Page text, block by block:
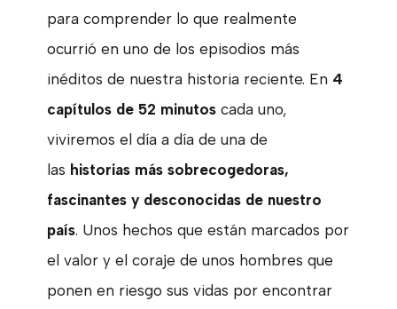
para comprender lo que realmente
ocurrió en uno de los episodios más
inéditos de nuestra historia reciente. En 4
capítulos de 52 minutoscada uno,
viviremos el día a día de una de
las historias más sobrecogedoras,
fascinantes y desconocidas de nuestro
país. Unos hechos que están marcados por
el valor y el coraje de unos hombres que
ponen en riesgo sus vidas por encontrar